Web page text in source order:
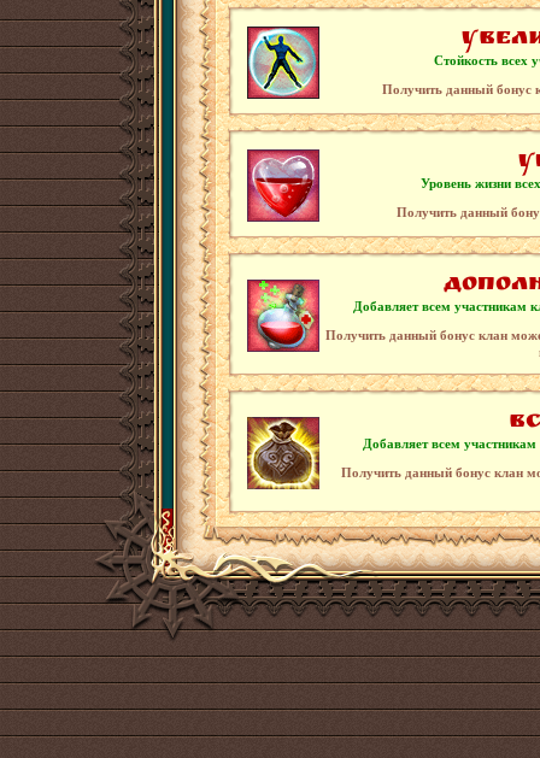
Стойкость всех
Получить данный бонус
Уровень жизни
Получить данный
Добавляет всем участникам
Получить данный бонус клан
Добавляет всем участникам
Получить данный бонус клан